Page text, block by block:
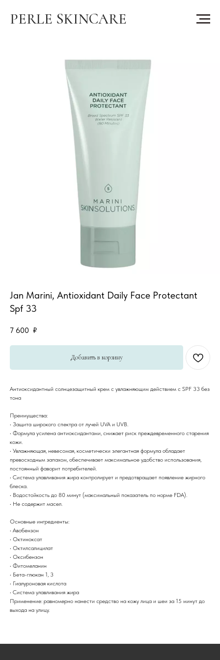
PERLE SKINCARE
Jan Marini, Antioxidant Daily Face Protectant
Spf 33
7 600 ₽
Добавить в корзину
Антиоксидантный солнцезащитный крем с увлажняющим действием с SPF 33 без
тона
Преимущества:
• Защита широкого спектра от лучей UVA и UVB.
• Формула усилена антиоксидантами, снижает риск преждевременного старения
кожи.
• Увлажняющая, невесомая, косметически элегантная формула обладает
превосходным запахом, обеспечивает максимальное удобство использования,
постоянный фаворит потребителей.
• Система улавливания жира контролирует и предотвращает появление жирного
блеска.
• Водостойкость до 80 минут (максимальный показатель по норме FDA).
• Не содержит масел.
Основные ингредиенты:
• Авобензон
• Октиноксат
• Октилсалицилат
• Оксибензон
• Фитомеланин
• Бета-глюкан 1, 3
• Гиалуроновая кислота
• Система улавливания жира
Применение: равномерно нанести средство на кожу лица и шеи за 15 минут до
выхода на улицу.